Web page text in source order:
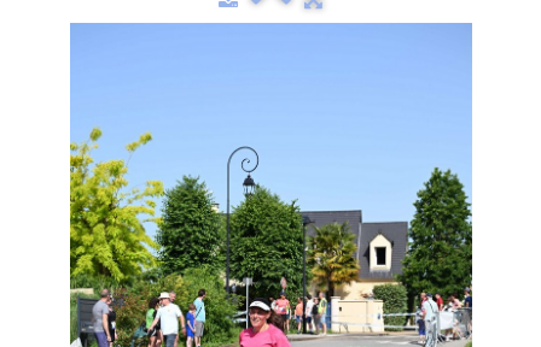
Résultats
Devenez bénévoles
Partenaires
Photos▼